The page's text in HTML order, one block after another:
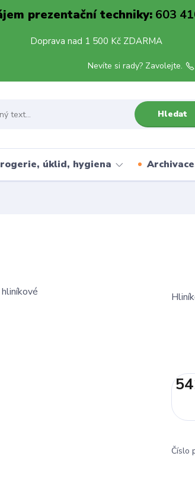
prezentační techniky:603
Doprava nad 1 500 Kč ZDARMA
Hledat
Nevíte si rady? Zavolejte.
úklid, hygiena
Číslo